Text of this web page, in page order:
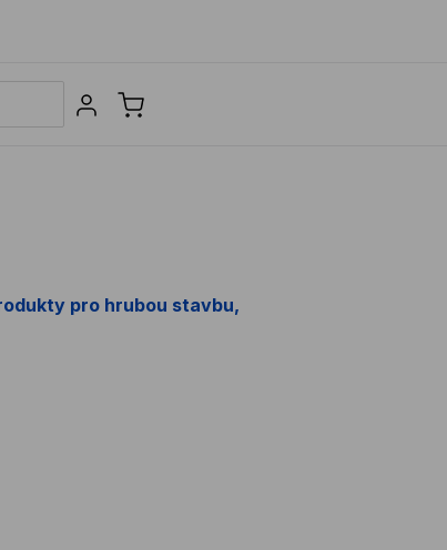
Sign in
pro hrubou stavbu,